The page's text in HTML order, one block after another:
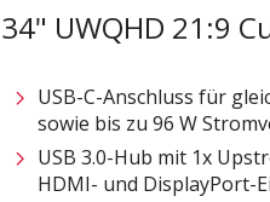
34" UWQHD 21:9
USB-C-Anschluss für
sowie bis zu 96 W
USB 3.0-Hub mit 1x
HDMI- und DisplayPort-